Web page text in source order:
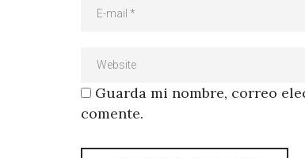
Guarda mi nombre, correo
comente.